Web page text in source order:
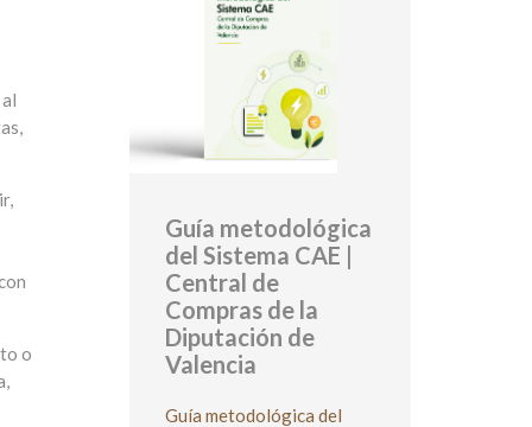
o
Guía metodológica
del Sistema CAE |
Central de
Compras de la
Diputación de
Valencia
Guía metodológica del